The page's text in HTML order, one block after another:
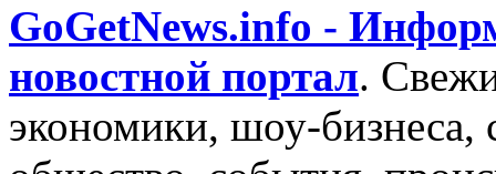
GoGetNews.info -
новостной портал.
экономики, шоу-бизнеса,